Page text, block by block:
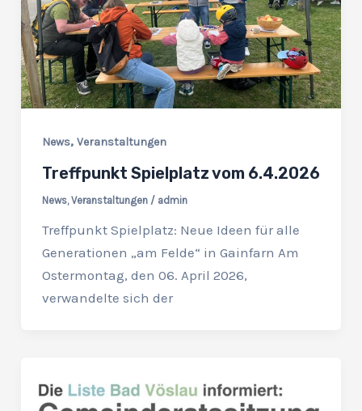
News, Veranstaltungen
Treffpunkt Spielplatz vom 6.4.2026
News,Veranstaltungen/ admin
Treffpunkt Spielplatz: Neue Ideen für alle
Generationen „am Felde“ in Gainfarn Am
Ostermontag, den 06. April 2026,
verwandelte sich der